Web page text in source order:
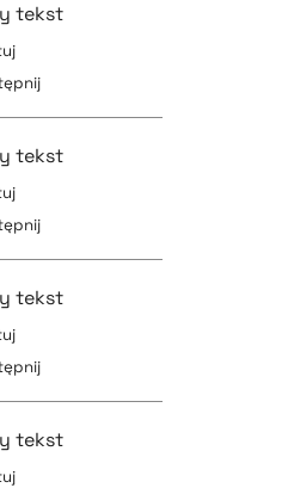
tekst
tekst
tekst
tekst